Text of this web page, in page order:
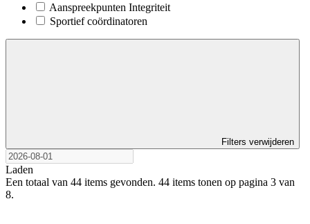
Aanspreekpunten Integriteit
Sportief coördinatoren
Filters verwijderen
Laden
Een totaal van 44 items gevonden. 44 items tonen op pagina 3 van
8.